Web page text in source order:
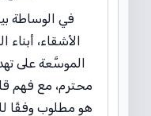
في الوساطة
الأشقاء، أبناء
الموسَّعة على
محترم، مع فهم
هو مطلوب وفقًا